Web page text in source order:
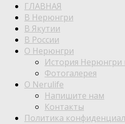
ГЛАВНАЯ
В Нерюнгри
В Якутии
В России
О Нерюнгри
История Нерюнгри
Фотогалерея
О Nerulife
Напишите нам
Контакты
Политика